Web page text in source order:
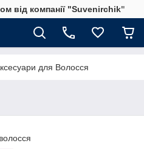
від компанії "Suvenirchik"
для Волосся